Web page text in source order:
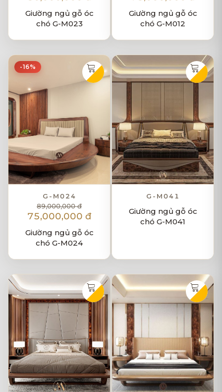
Giường ngủ gỗ óc
chó G-M023
Giường ngủ gỗ óc
chó G-M012
-16%
G-M024
89,000,000 đ
75,000,000 đ
Giường ngủ gỗ óc
chó G-M024
G-M041
Giường ngủ gỗ óc
chó G-M041